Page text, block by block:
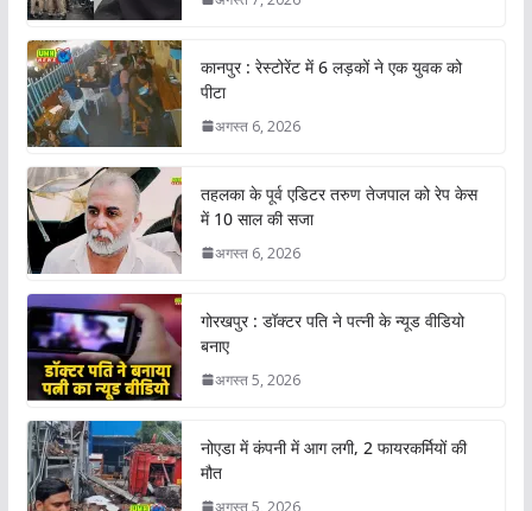
कानपुर : रेस्टोरेंट में 6 लड़कों ने एक युवक को
पीटा
अगस्त 6, 2026
तहलका के पूर्व एडिटर तरुण तेजपाल को रेप केस
में 10 साल की सजा
अगस्त 6, 2026
गोरखपुर : डॉक्टर पति ने पत्नी के न्यूड वीडियो
बनाए
अगस्त 5, 2026
नोएडा में कंपनी में आग लगी, 2 फायरकर्मियों की
मौत
अगस्त 5, 2026